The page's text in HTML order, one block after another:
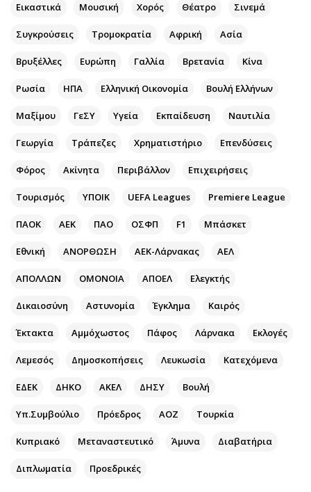
Οικονομία
Real Estate
Αγορές
Money Review
AstroBank Properties
Ενέργεια
Ναυτιλία
Περιβάλλον
Κόσμος
Παράξενα
Θέατρο-Χορός
Μουσική
Χειρόγραφα
Πολιτική
Οικονομία
Αναδρομές
Πρόσωπα
Περιβάλλον
Γυναίκα
Showbiz
Έξοδος
Media
Podcasts
Uncut
Επιστολές
Εικαστικά Μουσική Χορός Θέατρο Σινεμά
Συγκρούσεις Τρομοκρατία Αφρική Ασία
Βρυξέλλες Ευρώπη Γαλλία Βρετανία Κίνα
Ρωσία ΗΠΑ Ελληνική Οικονομία Βουλή Ελλήνων
Μαξίμου ΓεΣΥ Υγεία Εκπαίδευση Ναυτιλία
Γεωργία Τράπεζες Χρηματιστήριο Επενδύσεις
Φόρος Ακίνητα Περιβάλλον Επιχειρήσεις
Τουρισμός ΥΠΟΙΚ UEFA Leagues Premiere League
ΠΑΟΚ ΑΕΚ ΠΑΟ ΟΣΦΠ F1 Μπάσκετ
Εθνική ΑΝΟΡΘΩΣΗ ΑΕΚ-Λάρνακας ΑΕΛ
ΑΠΟΛΛΩΝ ΟΜΟΝΟΙΑ ΑΠΟΕΛ Ελεγκτής
Δικαιοσύνη Αστυνομία Έγκλημα Καιρός
Έκτακτα Αμμόχωστος Πάφος Λάρνακα Εκλογές
Λεμεσός Δημοσκοπήσεις Λευκωσία Κατεχόμενα
ΕΔΕΚ ΔΗΚΟ ΑΚΕΛ ΔΗΣΥ Βουλή
Υπ.Συμβούλιο Πρόεδρος ΑΟΖ Τουρκία
Κυπριακό Μεταναστευτικό Άμυνα Διαβατήρια
Διπλωματία Προεδρικές